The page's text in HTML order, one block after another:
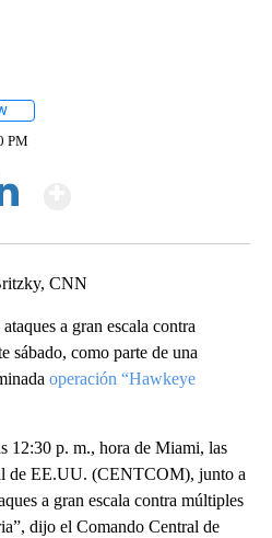
PM
CNN
a gran escala contra
sábado, como parte de una
operación “Hawkeye
12:30 p. m., hora de Miami, las
de EE.UU. (CENTCOM), junto a
a gran escala contra múltiples
dijo el Comando Central de